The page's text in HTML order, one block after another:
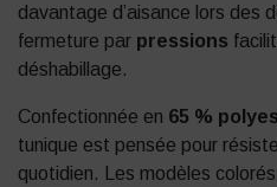
davantage d’aisance lors des
fermeture par pressions
déshabillage.
Confectionnée en 65 %
tunique est pensée pour
quotidien. Les modèles